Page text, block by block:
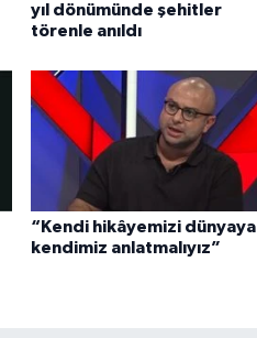
yıl dönümünde şehitler
törenle anıldı
“Kendi hikâyemizi dünyaya
kendimiz anlatmalıyız”